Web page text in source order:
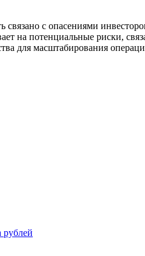
с опасениями
на потенциальные риски,
для масштабирования